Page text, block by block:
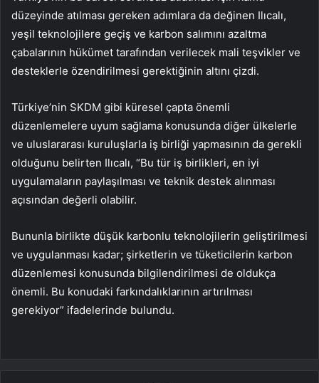
düzeyinde atılması gereken adımlara da değinen Ilıcalı,
yeşil teknolojilere geçiş ve karbon salımını azaltma
çabalarının hükümet tarafından verilecek mali teşvikler ve
desteklerle özendirilmesi gerektiğinin altını çizdi.
Türkiye’nin SKDM gibi küresel çapta önemli
düzenlemelere uyum sağlama konusunda diğer ülkelerle
ve uluslararası kuruluşlarla iş birliği yapmasının da gerekli
olduğunu belirten Ilıcalı, “Bu tür iş birlikleri, en iyi
uygulamaların paylaşılması ve teknik destek alınması
açısından değerli olabilir.
Bununla birlikte düşük karbonlu teknolojilerin geliştirilmesi
ve uygulanması kadar; şirketlerin ve tüketicilerin karbon
düzenlemesi konusunda bilgilendirilmesi de oldukça
önemli. Bu konudaki farkındalıklarının artırılması
gerekiyor” ifadelerinde bulundu.